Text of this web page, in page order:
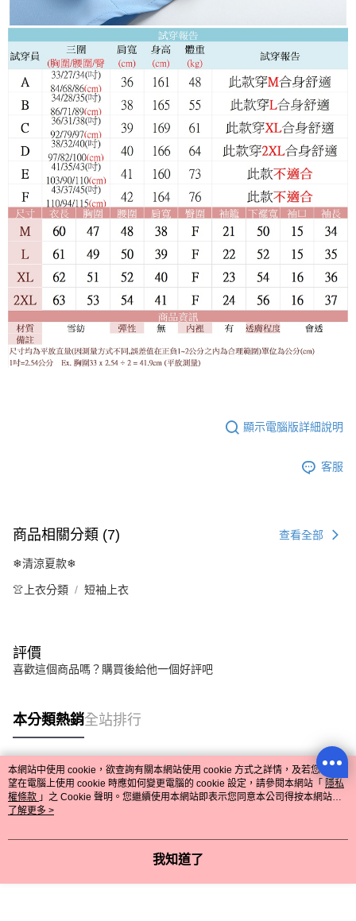
顯示電腦版詳細說明
客服
商品相關分類 (7) 查看全部
❄清涼夏款❄
👚上衣分類 短袖上衣
評價
喜歡這個商品嗎？購買後給他一個好評吧
本分類熱銷全站排行
熱門標籤
本網站中使用 cookie，欲查詢有關本網站使用 cookie 方式之詳情，及若您不希
望在電腦上使用 cookie 時應如何變更電腦的 cookie 設定，請參閱本網站「 隱私
權條款 」之 Cookie 聲明。您繼續使用本網站即表示您同意本公司得按本網站使
用條款之 Cookie 聲明使用 cookie。
了解更多 >
我知道了
😎😎😎😎 666~
---------------------------------
LINE綁定好友看優惠資訊！還送
150折價券😍
回覆至 流行前線